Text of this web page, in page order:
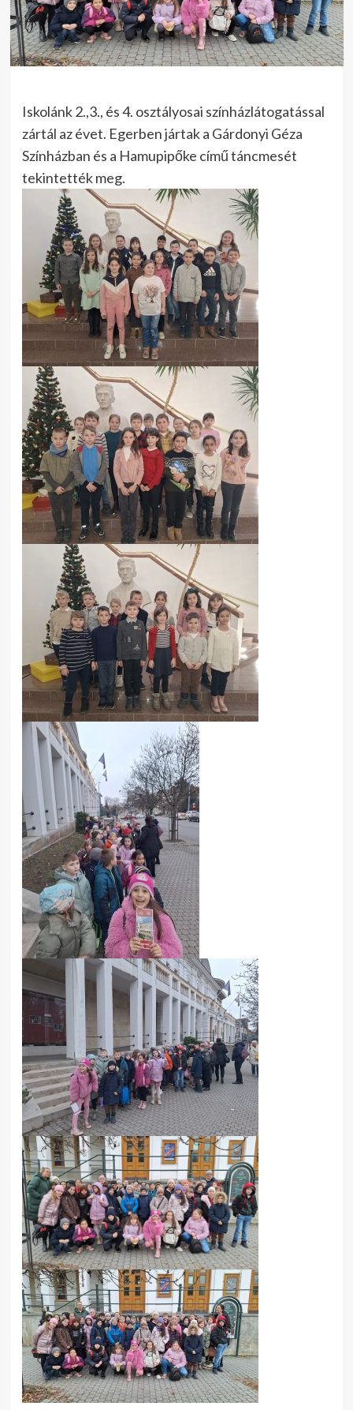
Iskolánk 2.,3., és 4. osztályosai színházlátogatással
zártál az évet. Egerben jártak a Gárdonyi Géza
Színházban és a Hamupipőke című táncmesét
tekintették meg.